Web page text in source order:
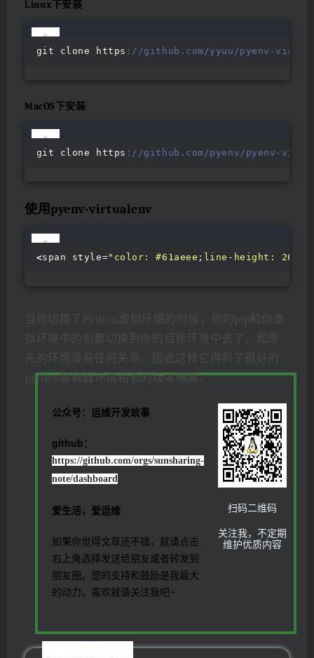
Linux下安装
git clone https ://github.com/yyuu/pyenv-
MacOS下安装
git clone https ://github.com/pyenv/pyenv-
使用pyenv-virtualenv
<span style="color: #61aeee;line-height:
当你切换了Python虚拟环境的时候，你的pip和你虚
拟环境中的包都切换到你的目标环境中去了。和原
先的环境没有任何关系。因此这样它得到了很好的
python解释器环境和包的版本隔离。
公众号：运维开发故事
github：
https://github.com/orgs/sunsharing-
note/dashboard
爱生活，爱运维
如果你觉得文章还不错，就请点击
右上角选择发送给朋友或者转发到
朋友圈。您的支持和鼓励是我最大
的动力。喜欢就请关注我吧~
扫码二维码
关注我，不定期
维护优质内容